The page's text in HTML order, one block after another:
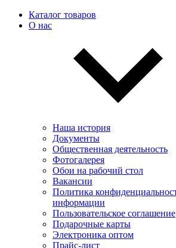
Каталог товаров
О нас
Наша история
Документы
Общественная деятельность
Фотогалерея
Обои на рабочий стол
Вакансии
Политика
информации
Пользовательскоe соглашение
Подарочные карты
Электроника оптом
Прайс-лист